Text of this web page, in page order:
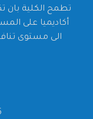
تطمح الكلية بان
أكاديميا على
الى مستوى